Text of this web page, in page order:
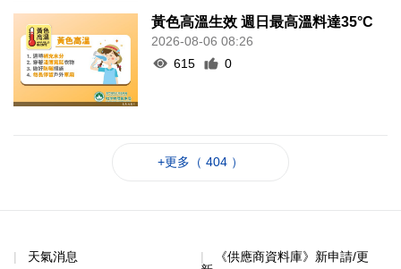
黃色高溫生效 週日最高溫料達35°C
2026-08-06 08:26
615
0
+更多（ 404 ）
天氣消息
《供應商資料庫》新申請/更